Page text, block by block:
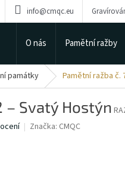
info@cmqc.eu
O nás Pamětní ražby
památky Pamětní ražba č.
– Svatý Hostýn
Značka: CMQC